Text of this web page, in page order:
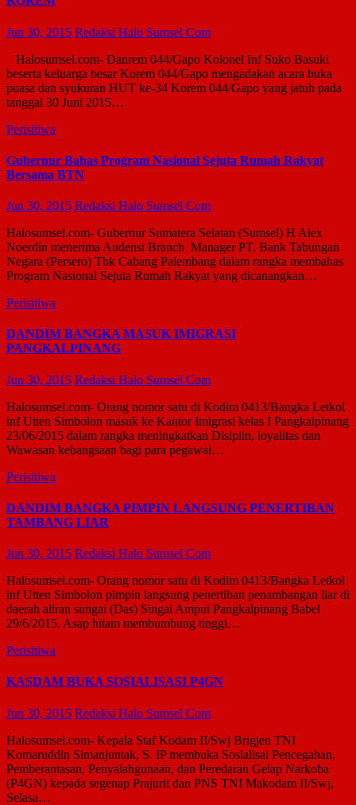
Jun 30, 2015 Redaksi Halo Sumsel Com
Halosumsel.com- Danrem 044/Gapo Kolonel Inf Suko Basuki
beserta keluarga besar Korem 044/Gapo mengadakan acara buka
puasa dan syukuran HUT ke-34 Korem 044/Gapo yang jatuh pada
tanggal 30 Juni 2015…
Perisitiwa
Gubernur Bahas Program Nasional Sejuta Rumah Rakyat
Bersama BTN
Jun 30, 2015 Redaksi Halo Sumsel Com
Halosumsel.com- Gubernur Sumatera Selatan (Sumsel) H Alex
Noerdin menerima Audensi Branch Manager PT. Bank Tabungan
Negara (Persero) Tbk Cabang Palembang dalam rangka membahas
Program Nasional Sejuta Rumah Rakyat yang dicanangkan…
Perisitiwa
DANDIM BANGKA MASUK IMIGRASI
PANGKALPINANG
Jun 30, 2015 Redaksi Halo Sumsel Com
Halosumsel.com- Orang nomor satu di Kodim 0413/Bangka Letkol
inf Utten Simbolon masuk ke Kantor Imigrasi kelas I Pangkalpinang
23/06/2015 dalam rangka meningkatkan Disiplin, loyalitas dan
Wawasan kebangsaan bagi para pegawai…
Perisitiwa
DANDIM BANGKA PIMPIN LANGSUNG PENERTIBAN
TAMBANG LIAR
Jun 30, 2015 Redaksi Halo Sumsel Com
Halosumsel.com- Orang nomor satu di Kodim 0413/Bangka Letkol
inf Utten Simbolon pimpin langsung penertiban penambangan liar di
daerah aliran sungai (Das) Singai Ampui Pangkalpinang Babel
29/6/2015. Asap hitam membumbung tinggi…
Perisitiwa
KASDAM BUKA SOSIALISASI P4GN
Jun 30, 2015 Redaksi Halo Sumsel Com
Halosumsel.com- Kepala Staf Kodam II/Swj Brigjen TNI
Komaruddin Simanjuntak, S. IP membuka Sosialisai Pencegahan,
Pemberantasan, Penyalahgunaan, dan Peredaran Gelap Narkoba
(P4GN) kepada segenap Prajurit dan PNS TNI Makodam II/Swj,
Selasa…